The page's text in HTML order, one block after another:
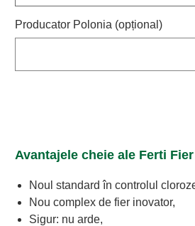
Producator Polonia (opțional)
Avantajele cheie ale Ferti Fier
Noul standard în controlul
Nou complex de fier inovator,
Sigur: nu arde,